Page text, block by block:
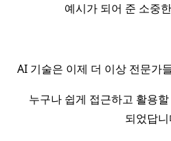
예시가 되어 준 소중
AI 기술은 이제 더 이상 전문가
누구나 쉽게 접근하고 활용
되었답